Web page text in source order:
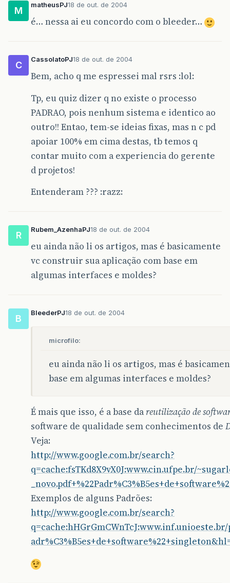
M
matheusPJ18 de out. de 2004
é… nessa ai eu concordo com o bleeder…
C
CassolatoPJ18 de out. de 2004
Bem, acho q me espressei mal rsrs :lol:
Tp, eu quiz dizer q no existe o processo
PADRAO, pois nenhum sistema e identico ao
outro!! Entao, tem-se ideias fixas, mas n c pd
apoiar 100% em cima destas, tb temos q
contar muito com a experiencia do gerente
d projetos!
Entenderam ??? :razz:
R
Rubem_AzenhaPJ18 de out. de 2004
eu ainda não li os artigos, mas é basicamente
vc construir sua aplicação com base em
algumas interfaces e moldes?
B
BleederPJ18 de out. de 2004
microfilo:
eu ainda não li os artigos, mas é
base em algumas interfaces e moldes?
É mais que isso, é a base da reutilização de
software de qualidade sem conhecimentos de
Veja:
http://www.google.com.br/search?
q=cache:fsTKd8X9vX0J:www.cin.ufpe.br/
Exemplos de alguns Padrões:
http://www.google.com.br/search?